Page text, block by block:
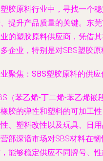
胶原料行业中，寻找一个
提升产品质量的关键。东
的塑胶原料供应商，凭借
企业，特别是对SBS塑胶
聚焦：SBS塑胶原料的供应
（苯乙烯-丁二烯-苯乙烯嵌
胶的弹性和塑料的可加工
、塑料改性以及玩具、日
部深谙市场对SBS材料在
能够稳定供应不同牌号、